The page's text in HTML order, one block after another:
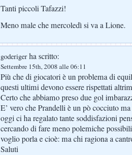
Tanti piccoli Tafazzi!
Meno male che mercoledì si va a Lione.
goderiger ha scritto:
Settembre 15th, 2008 alle 06:11
Più che di giocatori è un problema di
questi ultimi devono essere rispettati
Certo che abbiamo preso due gol
E’ vero che Prandelli è un pò cocciuto
oggi ci ha regalato tante soddisfazioni
cercando di fare meno polemiche
voglio porla e cioè: ma chi ragiona a
Saluti